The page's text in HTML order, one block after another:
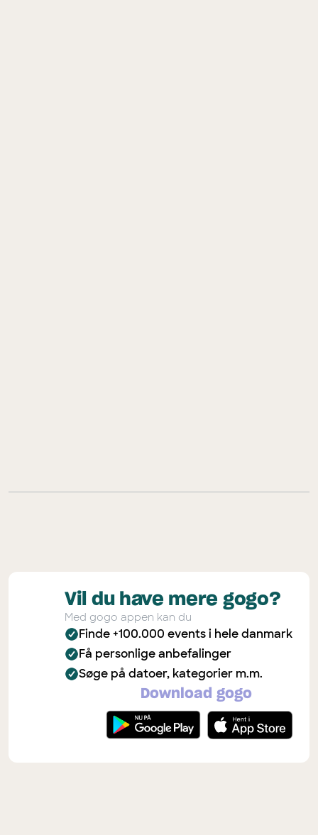
Vil du have mere gogo?
Med gogo appen kan du
Finde +100.000 events i hele danmark
Få personlige anbefalinger
Søge på datoer, kategorier m.m.
Download gogo